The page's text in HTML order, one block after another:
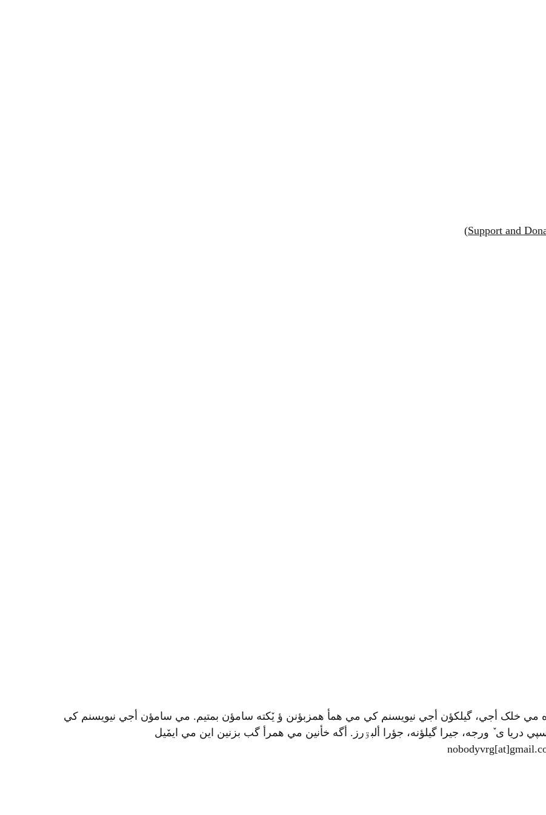
مي خلک أجي، گيلکؤن أجي نيويسنم کي مي همأ همزبؤنن ؤ يٚکته سامؤن بمتيم. مي سامؤن أجي نيويسنم کي
دريا ی ٚ ورجه، جيرا گيلؤنه، جؤرا ألبۊرز. أگه خأنين مي همرأ گب بزنين اين مي ايمٚیل‌